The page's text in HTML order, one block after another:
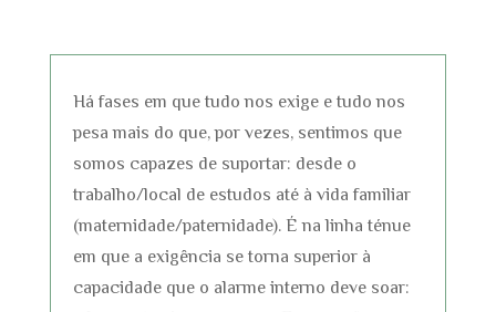
Há fases em que tudo nos exige e tudo nos
pesa mais do que, por vezes, sentimos que
somos capazes de suportar: desde o
trabalho/local de estudos até à vida familiar
(maternidade/paternidade). É na linha ténue
em que a exigência se torna superior à
capacidade que o alarme interno deve soar: